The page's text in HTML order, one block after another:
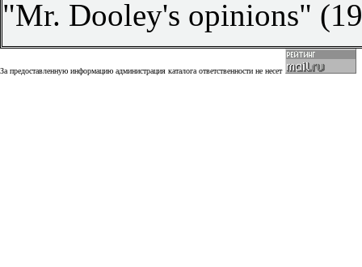
"Mr. Dooley's opinions"
За предоставленную информацию администрация каталога ответственности не несет